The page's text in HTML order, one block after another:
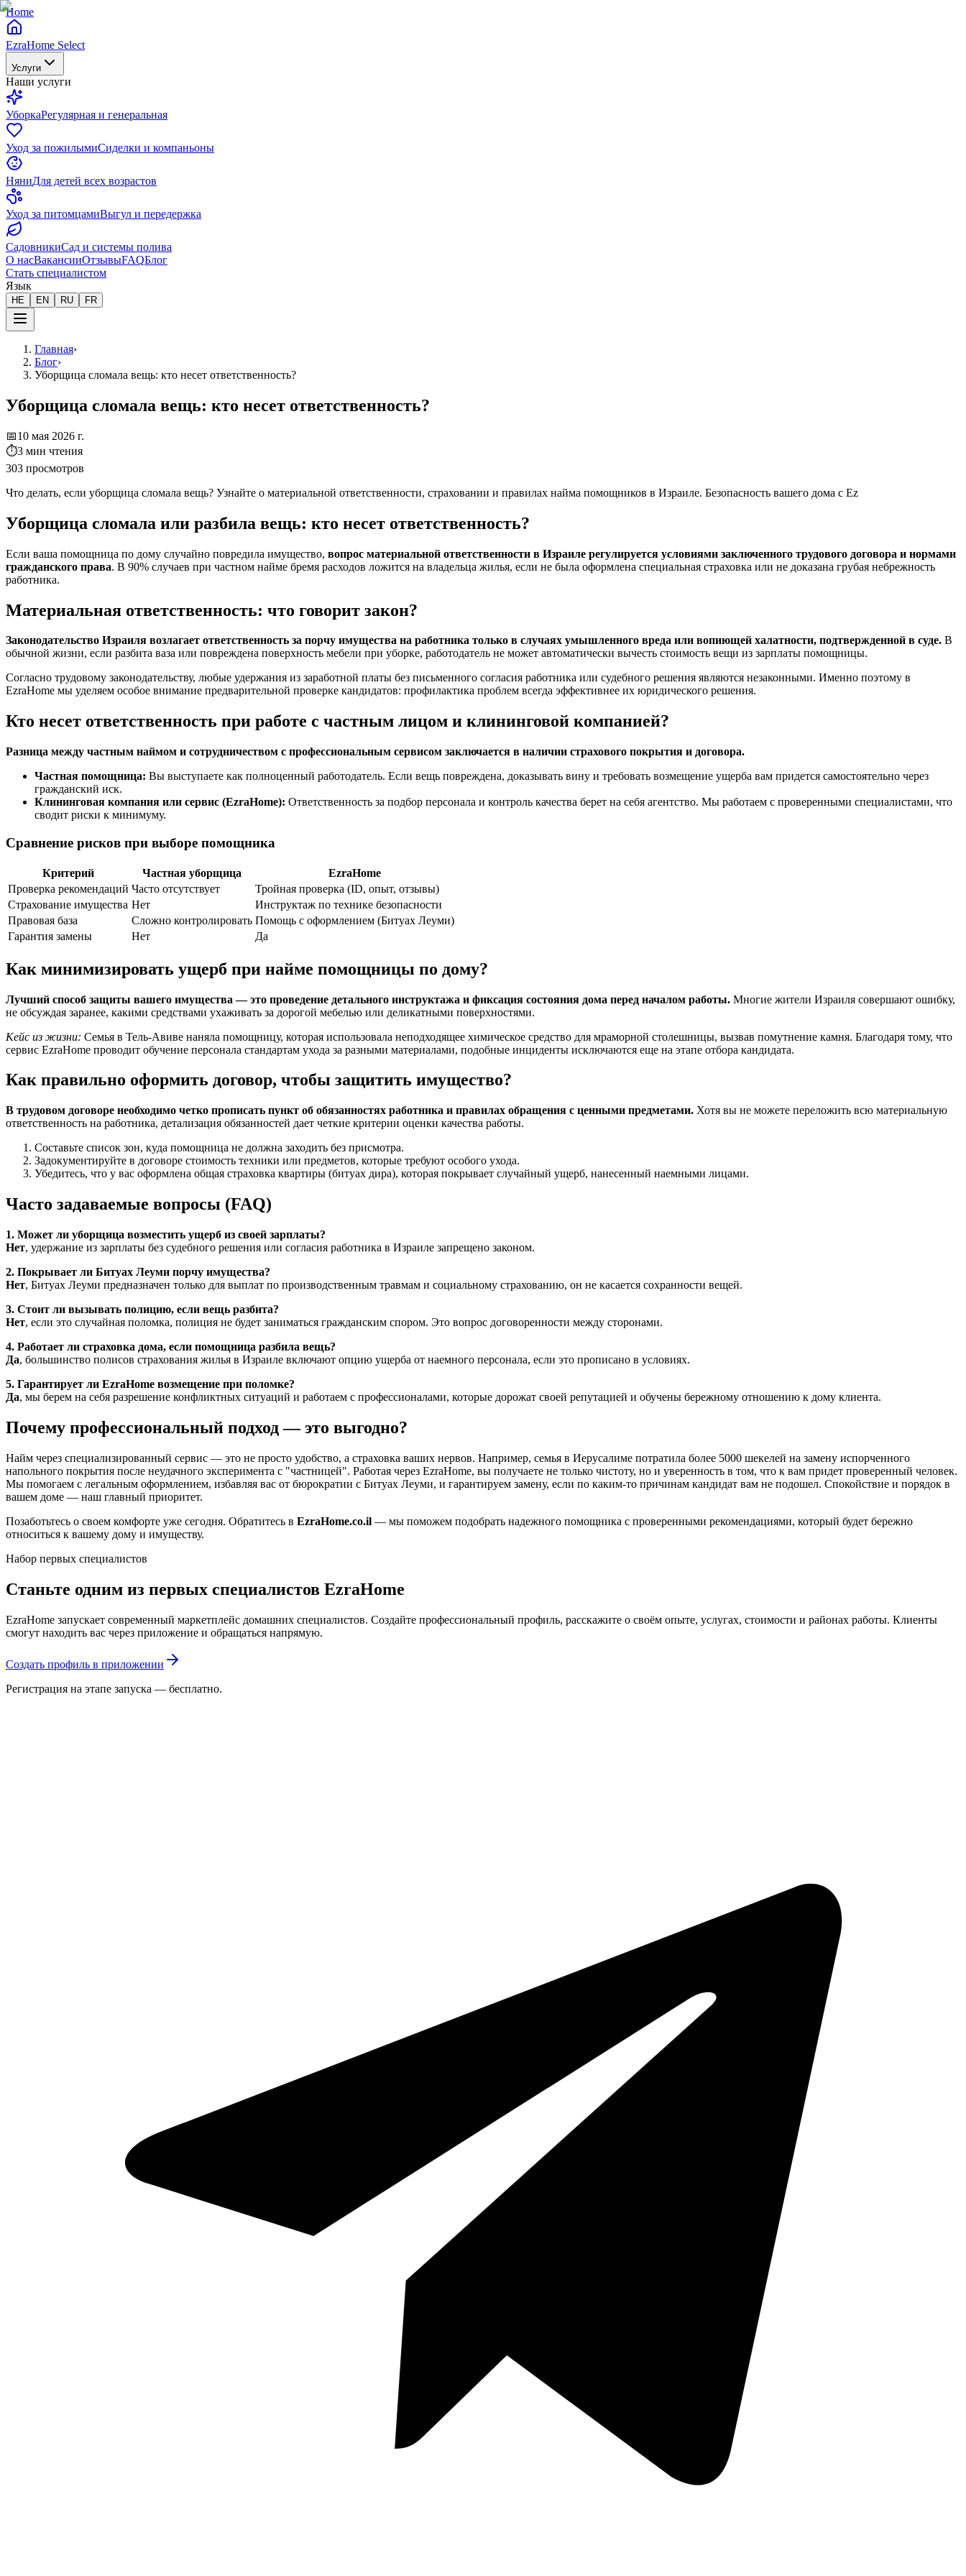
Home
EzraHome Select
Услуги
Наши услуги
УборкаРегулярная и генеральная
Уход за пожилымиСиделки и компаньоны
НяниДля детей всех возрастов
Уход за питомцамиВыгул и передержка
СадовникиСад и системы полива
О насВакансииОтзывыFAQБлог
Стать специалистом
Язык
HE EN RU FR
Главная›
Блог›
Уборщица сломала вещь: кто несет ответственность?
Уборщица сломала вещь: кто несет ответственность?
📅10 мая 2026 г.
⏱3 мин чтения
303 просмотров
Что делать, если уборщица сломала вещь? Узнайте о материальной ответственности, страховании и правилах найма помощников в Израиле. Безопасность вашего дома с Ez
Уборщица сломала или разбила вещь: кто несет ответственность?
Если ваша помощница по дому случайно повредила имущество, вопрос материальной ответственности в Израиле регулируется условиями заключенного трудового договора и нормами
гражданского права. В 90% случаев при частном найме бремя расходов ложится на владельца жилья, если не была оформлена специальная страховка или не доказана грубая небрежность
работника.
Материальная ответственность: что говорит закон?
Законодательство Израиля возлагает ответственность за порчу имущества на работника только в случаях умышленного вреда или вопиющей халатности, подтвержденной в суде. В
обычной жизни, если разбита ваза или повреждена поверхность мебели при уборке, работодатель не может автоматически вычесть стоимость вещи из зарплаты помощницы.
Согласно трудовому законодательству, любые удержания из заработной платы без письменного согласия работника или судебного решения являются незаконными. Именно поэтому в
EzraHome мы уделяем особое внимание предварительной проверке кандидатов: профилактика проблем всегда эффективнее их юридического решения.
Кто несет ответственность при работе с частным лицом и клининговой компанией?
Разница между частным наймом и сотрудничеством с профессиональным сервисом заключается в наличии страхового покрытия и договора.
Частная помощница: Вы выступаете как полноценный работодатель. Если вещь повреждена, доказывать вину и требовать возмещение ущерба вам придется самостоятельно через
гражданский иск.
Клининговая компания или сервис (EzraHome): Ответственность за подбор персонала и контроль качества берет на себя агентство. Мы работаем с проверенными специалистами, что
сводит риски к минимуму.
Сравнение рисков при выборе помощника
Критерий Частная уборщица
EzraHome
Проверка рекомендаций Часто отсутствует
Тройная проверка (ID, опыт, отзывы)
Страхование имущества Нет
Инструктаж по технике безопасности
Правовая база
Сложно контролировать Помощь с оформлением (Битуах Леуми)
Гарантия замены
Нет Да
Как минимизировать ущерб при найме помощницы по дому?
Лучший способ защиты вашего имущества — это проведение детального инструктажа и фиксация состояния дома перед началом работы. Многие жители Израиля совершают ошибку,
не обсуждая заранее, какими средствами ухаживать за дорогой мебелью или деликатными поверхностями.
Кейс из жизни: Семья в Тель-Авиве наняла помощницу, которая использовала неподходящее химическое средство для мраморной столешницы, вызвав помутнение камня. Благодаря тому, что
сервис EzraHome проводит обучение персонала стандартам ухода за разными материалами, подобные инциденты исключаются еще на этапе отбора кандидата.
Как правильно оформить договор, чтобы защитить имущество?
В трудовом договоре необходимо четко прописать пункт об обязанностях работника и правилах обращения с ценными предметами. Хотя вы не можете переложить всю материальную
ответственность на работника, детализация обязанностей дает четкие критерии оценки качества работы.
Составьте список зон, куда помощница не должна заходить без присмотра.
Задокументируйте в договоре стоимость техники или предметов, которые требуют особого ухода.
Убедитесь, что у вас оформлена общая страховка квартиры (битуах дира), которая покрывает случайный ущерб, нанесенный наемными лицами.
Часто задаваемые вопросы (FAQ)
1. Может ли уборщица возместить ущерб из своей зарплаты?
Нет, удержание из зарплаты без судебного решения или согласия работника в Израиле запрещено законом.
2. Покрывает ли Битуах Леуми порчу имущества?
Нет, Битуах Леуми предназначен только для выплат по производственным травмам и социальному страхованию, он не касается сохранности вещей.
3. Стоит ли вызывать полицию, если вещь разбита?
Нет, если это случайная поломка, полиция не будет заниматься гражданским спором. Это вопрос договоренности между сторонами.
4. Работает ли страховка дома, если помощница разбила вещь?
Да, большинство полисов страхования жилья в Израиле включают опцию ущерба от наемного персонала, если это прописано в условиях.
5. Гарантирует ли EzraHome возмещение при поломке?
Да, мы берем на себя разрешение конфликтных ситуаций и работаем с профессионалами, которые дорожат своей репутацией и обучены бережному отношению к дому клиента.
Почему профессиональный подход — это выгодно?
Найм через специализированный сервис — это не просто удобство, а страховка ваших нервов. Например, семья в Иерусалиме потратила более 5000 шекелей на замену испорченного
напольного покрытия после неудачного эксперимента с "частницей". Работая через EzraHome, вы получаете не только чистоту, но и уверенность в том, что к вам придет проверенный человек.
Мы помогаем с легальным оформлением, избавляя вас от бюрократии с Битуах Леуми, и гарантируем замену, если по каким-то причинам кандидат вам не подошел. Спокойствие и порядок в
вашем доме — наш главный приоритет.
Позаботьтесь о своем комфорте уже сегодня. Обратитесь в EzraHome.co.il — мы поможем подобрать надежного помощника с проверенными рекомендациями, который будет бережно
относиться к вашему дому и имуществу.
Набор первых специалистов
Станьте одним из первых специалистов EzraHome
EzraHome запускает современный маркетплейс домашних специалистов. Создайте профессиональный профиль, расскажите о своём опыте, услугах, стоимости и районах работы. Клиенты
смогут находить вас через приложение и обращаться напрямую.
Создать профиль в приложении
Регистрация на этапе запуска — бесплатно.